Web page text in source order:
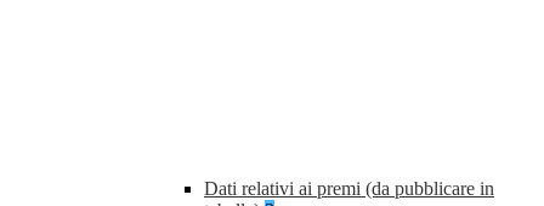
Dati relativi ai premi (da pubblicare in